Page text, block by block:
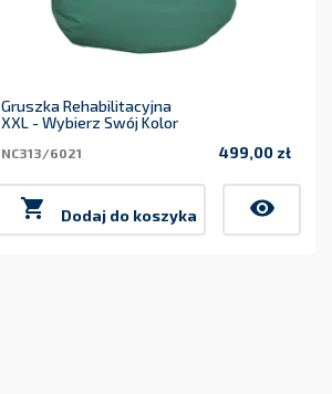
Gruszka Rehabilitacyjna
XXL - Wybierz Swój Kolor
NC313/6021 499,00 zł
 Dodaj do koszyka visibility